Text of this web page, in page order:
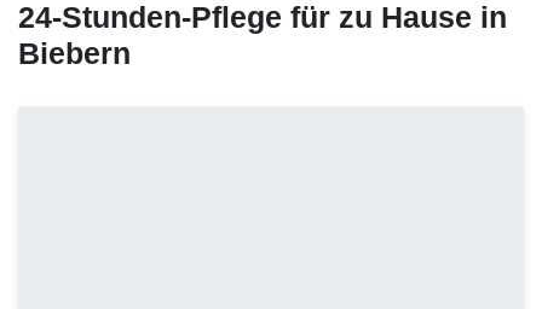
24-Stunden-Pflege für zu Hause in
Biebern